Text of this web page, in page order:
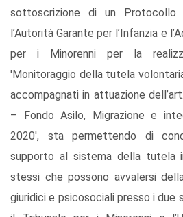
sottoscrizione di un Protocollo
l’Autorità Garante per l’Infanzia e
per i Minorenni per la
'Monitoraggio della tutela
accompagnati in attuazione
– Fondo Asilo, Migrazione e
2020', sta permettendo di
supporto al sistema della tutela
stessi che possono avvalersi
giuridici e psicosociali presso i due